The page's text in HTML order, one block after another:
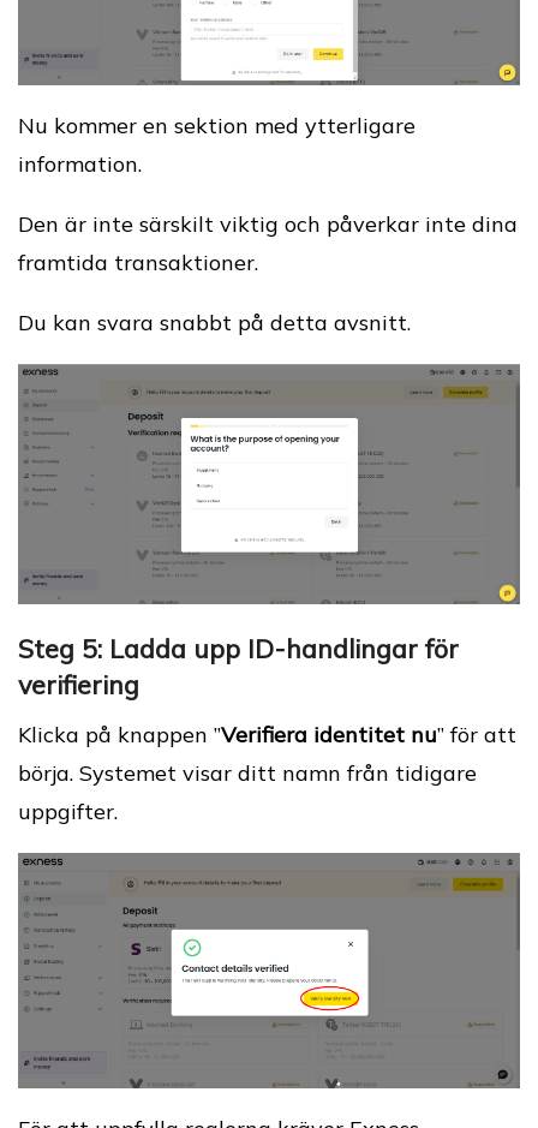
Nu kommer en sektion med ytterligare
information.
Den är inte särskilt viktig och påverkar inte dina
framtida transaktioner.
Du kan svara snabbt på detta avsnitt.
Steg 5: Ladda upp ID-handlingar för
verifiering
Klicka på knappen ”Verifiera identitet nu” för att
börja. Systemet visar ditt namn från tidigare
uppgifter.